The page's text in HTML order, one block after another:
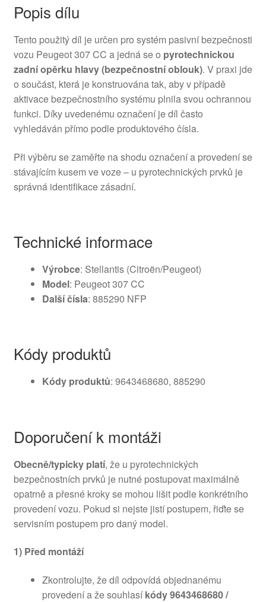
Popis dílu
Tento použitý díl je určen pro systém pasivní bezpečnosti
vozu Peugeot 307 CC a jedná se o pyrotechnickou
zadní opěrku hlavy (bezpečnostní oblouk). V praxi jde
o součást, která je konstruována tak, aby v případě
aktivace bezpečnostního systému plnila svou ochrannou
funkci. Díky uvedenému označení je díl často
vyhledáván přímo podle produktového čísla.
Při výběru se zaměřte na shodu označení a provedení se
stávajícím kusem ve voze – u pyrotechnických prvků je
správná identifikace zásadní.
Technické informace
Výrobce: Stellantis (Citroën/Peugeot)
Model: Peugeot 307 CC
Další čísla: 885290 NFP
Kódy produktů
Kódy produktů: 9643468680, 885290
Doporučení k montáži
Obecně/typicky platí, že u pyrotechnických
bezpečnostních prvků je nutné postupovat maximálně
opatrně a přesné kroky se mohou lišit podle konkrétního
provedení vozu. Pokud si nejste jistí postupem, řiďte se
servisním postupem pro daný model.
1) Před montáží
Zkontrolujte, že díl odpovídá objednanému
provedení a že souhlasíkódy 9643468680 /